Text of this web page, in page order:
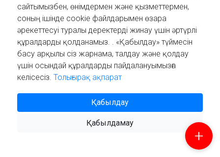
© 2021 Reviewstime, Inc. All rights reserved.
сайтымызбен, өнімдермен және қызметтермен,
соның ішінде cookie файлдарымен өзара
әрекеттесуі туралы деректерді жинау үшін әртүрлі
құралдарды қолданамыз. . «Қабылдау» түймесін
басу арқылы сіз жарнама, талдау және қолдау
үшін осындай құралдарды пайдалануымызға
келісесіз. Толығырақ ақпарат
Қабылдау
Қабылдамау